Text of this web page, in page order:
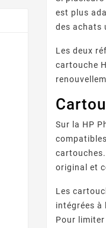
est plus
des achats
Les deux
cartouche
Sur la HP
original et
Les
intégrées à
Pour